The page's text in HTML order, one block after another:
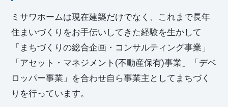
ミサワホームは現在建築だけでなく、これまで長年
住まいづくりをお手伝いしてきた経験を生かして
「まちづくりの総合企画・コンサルティング事業」
「アセット・マネジメント(不動産保有)事業」「デベ
ロッパー事業」を合わせ自ら事業主としてまちづく
りを行っています。